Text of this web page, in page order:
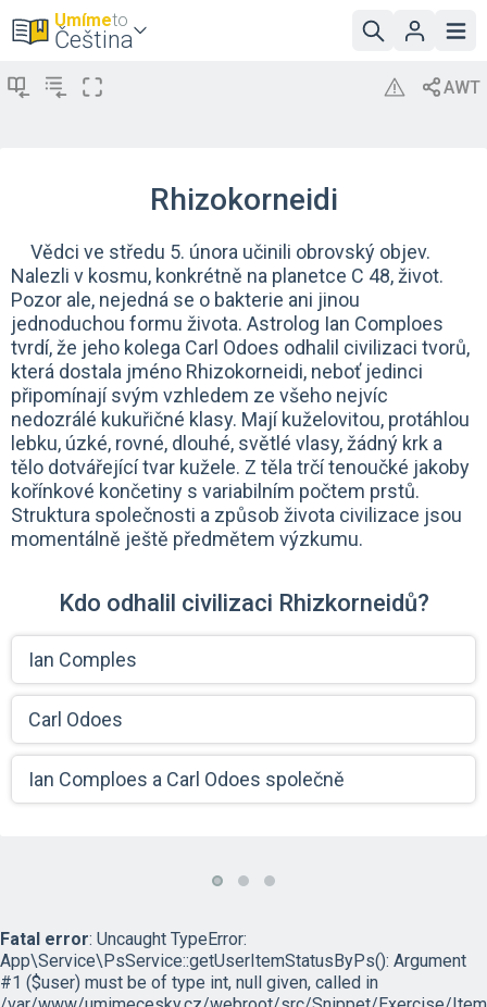
Umímeto
Čeština
Rhizokorneidi
Vědci ve středu 5. února učinili obrovský objev.
Nalezli v kosmu, konkrétně na planetce C 48, život.
Pozor ale, nejedná se o bakterie ani jinou
jednoduchou formu života. Astrolog Ian Comploes
tvrdí, že jeho kolega Carl Odoes odhalil civilizaci tvorů,
která dostala jméno Rhizokorneidi, neboť jedinci
připomínají svým vzhledem ze všeho nejvíc
nedozrálé kukuřičné klasy. Mají kuželovitou, protáhlou
lebku, úzké, rovné, dlouhé, světlé vlasy, žádný krk a
tělo dotvářející tvar kužele. Z těla trčí tenoučké jakoby
kořínkové končetiny s variabilním počtem prstů.
Struktura společnosti a způsob života civilizace jsou
momentálně ještě předmětem výzkumu.
Kdo odhalil civilizaci Rhizkorneidů?
Ian Comples
Carl Odoes
Ian Comploes a Carl Odoes společně
Fatal error: Uncaught TypeError:
App\Service\PsService::getUserItemStatusByPs(): Argument
#1 ($user) must be of type int, null given, called in